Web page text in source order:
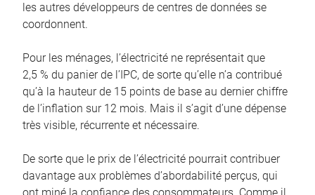
les autres développeurs de centres de données se
coordonnent.
Pour les ménages, l’électricité ne représentait que
2,5 % du panier de l’IPC, de sorte qu’elle n’a contribué
qu’à la hauteur de 15 points de base au dernier chiffre
de l’inflation sur 12 mois. Mais il s’agit d’une dépense
très visible, récurrente et nécessaire.
De sorte que le prix de l’électricité pourrait contribuer
davantage aux problèmes d’abordabilité perçus, qui